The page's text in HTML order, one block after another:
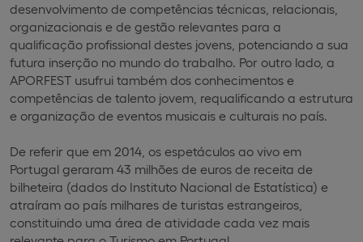
desenvolvimento de competências técnicas, relacionais,
organizacionais e de gestão relevantes para a
qualificação profissional destes jovens, potenciando a sua
futura inserção no mundo do trabalho. Por outro lado, a
APORFEST usufrui também dos conhecimentos e
competências de talento jovem, requalificando a estrutura
e organização de eventos musicais e culturais no país.
De referir que em 2014, os espetáculos ao vivo em
Portugal geraram 43 milhões de euros de receita de
bilheteira (dados do Instituto Nacional de Estatística) e
atraíram ao país milhares de turistas estrangeiros,
constituindo uma área de atividade cada vez mais